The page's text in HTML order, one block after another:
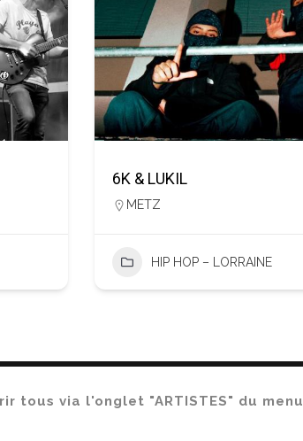
6K & LUKIL
METZ
HIP HOP – LORRAINE
tous via l'onglet "ARTISTES" du menu